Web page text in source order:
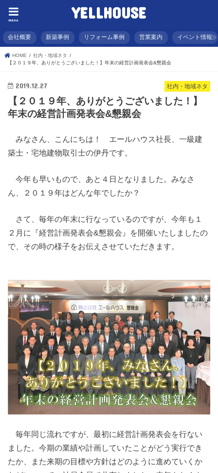
YELLHOUSE
menu
会社概要 新築事例 リフォーム事例 営業案内 イベント情報
HOME
社内・地域ネタ
【２０１９年、ありがとうございました！】年末の経営計画発表会&懇親会
社内・地域ネタ
2019.12.27
【２０１９年、ありがとうございました！】
年末の経営計画発表会&懇親会
みなさん、こんにちは！ エールハウス社長、一級建
築士・宅地建物取引士の伊丹です。
今年も早いもので、あと４日となりました。みなさ
ん、２０１９年はどんな年でしたか？
さて、毎年の年末に行なっているのですが、今年も１
２月に『経営計画発表会&懇親会』を開催いたしましたの
で、その時の様子をお伝えさせていただきます。
毎年同じ流れですが、最初に経営計画発表会を行ない
ました。今期の業績や計画していたことがどう実行でき
たか、また来期の目標や方針はどのように進めていくか